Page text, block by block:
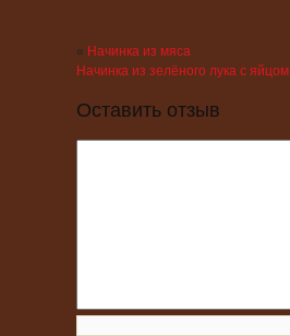
« Начинка из мяса
Начинка из зелёного лука с яйцом
Оставить отзыв